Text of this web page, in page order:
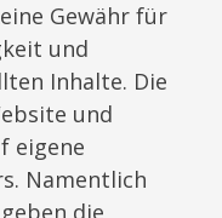
Gewähr für
und
Inhalte. Die
und
eigene
Namentlich
die